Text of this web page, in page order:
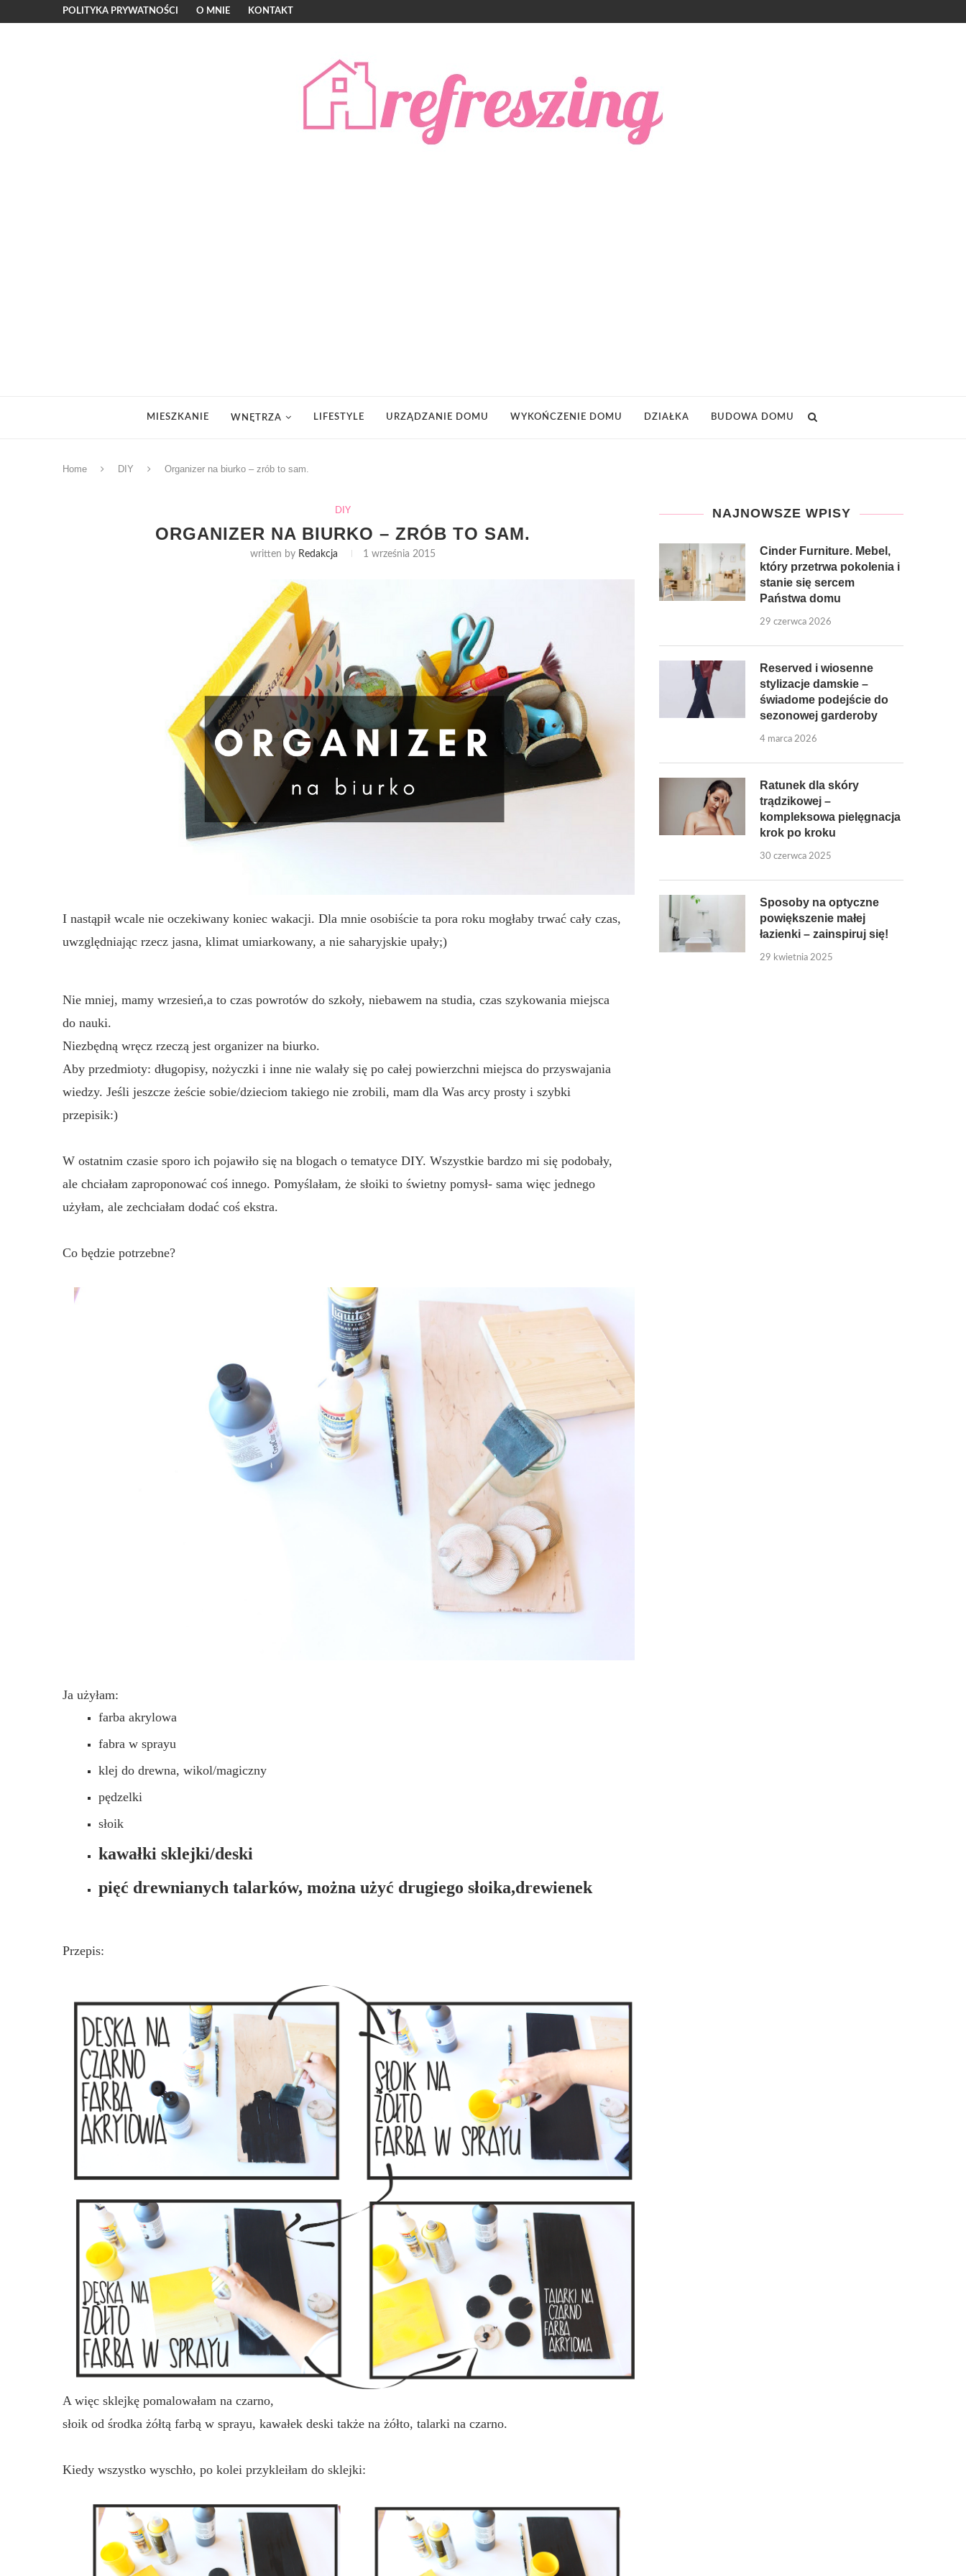
POLITYKA PRYWATNOŚCI O MNIE KONTAKT
MIESZKANIE WNĘTRZA LIFESTYLE URZĄDZANIE DOMU WYKOŃCZENIE DOMU DZIAŁKA BUDOWA DOMU
Home DIY Organizer na biurko – zrób to sam.
DIY
ORGANIZER NA BIURKO – ZRÓB TO SAM.
written by Redakcja 1 września 2015
I nastąpił wcale nie oczekiwany koniec wakacji. Dla mnie osobiście ta pora roku mogłaby trwać cały czas,
uwzględniając rzecz jasna, klimat umiarkowany, a nie saharyjskie upały;)
Nie mniej, mamy wrzesień,a to czas powrotów do szkoły, niebawem na studia, czas szykowania miejsca
do nauki.
Niezbędną wręcz rzeczą jest organizer na biurko.
Aby przedmioty: długopisy, nożyczki i inne nie walały się po całej powierzchni miejsca do przyswajania
wiedzy. Jeśli jeszcze żeście sobie/dzieciom takiego nie zrobili, mam dla Was arcy prosty i szybki
przepisik:)
W ostatnim czasie sporo ich pojawiło się na blogach o tematyce DIY. Wszystkie bardzo mi się podobały,
ale chciałam zaproponować coś innego. Pomyślałam, że słoiki to świetny pomysł- sama więc jednego
użyłam, ale zechciałam dodać coś ekstra.
Co będzie potrzebne?
Ja użyłam:
farba akrylowa
fabra w sprayu
klej do drewna, wikol/magiczny
pędzelki
słoik
kawałki sklejki/deski
pięć drewnianych talarków, można użyć drugiego słoika,drewienek
Przepis:
A więc sklejkę pomalowałam na czarno,
słoik od środka żółtą farbą w sprayu, kawałek deski także na żółto, talarki na czarno.
Kiedy wszystko wyschło, po kolei przykleiłam do sklejki:
NAJNOWSZE WPISY
Cinder Furniture. Mebel,
który przetrwa pokolenia i
stanie się sercem
Państwa domu
29 czerwca 2026
Reserved i wiosenne
stylizacje damskie –
świadome podejście do
sezonowej garderoby
4 marca 2026
Ratunek dla skóry
trądzikowej –
kompleksowa pielęgnacja
krok po kroku
30 czerwca 2025
Sposoby na optyczne
powiększenie małej
łazienki – zainspiruj się!
29 kwietnia 2025